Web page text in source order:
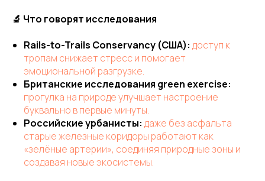
🔬 Что говорят исследования
Rails-to-Trails Conservancy (США): доступ к
тропам снижает стресс и помогает
эмоциональной разгрузке.
Британские исследования green exercise:
прогулка на природе улучшает настроение
буквально в первые минуты.
Российские урбанисты: даже без асфальта
старые железные коридоры работают как
«зелёные артерии», соединяя природные зоны и
создавая новые экосистемы.